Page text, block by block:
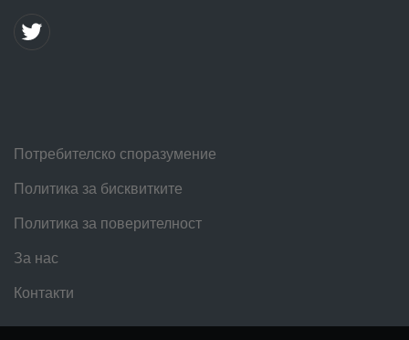
Потребителско споразумение
Политика за бисквитките
Политика за поверителност
За нас
Контакти